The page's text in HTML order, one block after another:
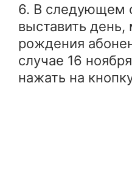
6. В следующем
выставить день,
рождения
случае 16
нажать на